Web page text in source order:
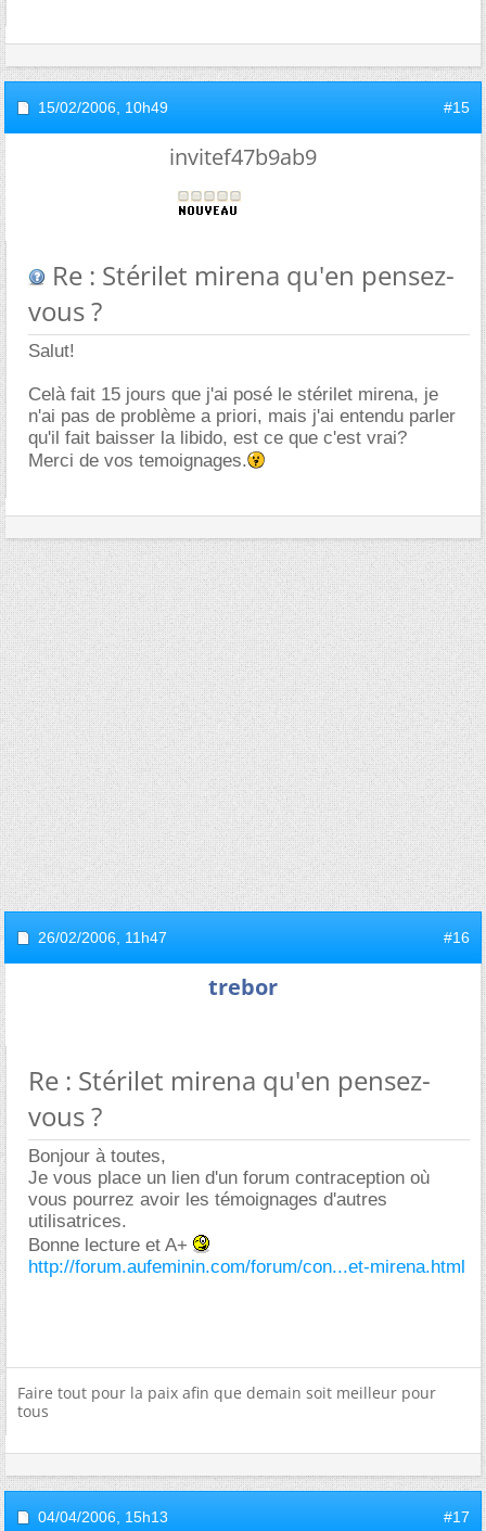
15/02/2006, 10h49 #15
invitef47b9ab9
Re : Stérilet mirena qu'en pensez-
vous ?
Salut!
Celà fait 15 jours que j'ai posé le stérilet mirena, je
n'ai pas de problème a priori, mais j'ai entendu parler
qu'il fait baisser la libido, est ce que c'est vrai?
Merci de vos temoignages.
26/02/2006, 11h47 #16
trebor
Re : Stérilet mirena qu'en pensez-
vous ?
Bonjour à toutes,
Je vous place un lien d'un forum contraception où
vous pourrez avoir les témoignages d'autres
utilisatrices.
Bonne lecture et A+
http://forum.aufeminin.com/forum/con...et-mirena.html
Faire tout pour la paix afin que demain soit meilleur pour
tous
04/04/2006, 15h13 #17